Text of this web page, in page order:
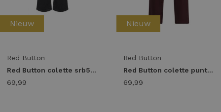
Nieuw
Red Button
Red Button colette srb5000 Regular fit black used-l33
69,99
Nieuw
Red Button
Red Button colette punta l33 srb5144 Broek burgundy-l33
69,99